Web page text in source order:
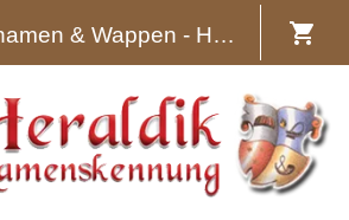
Familiennamen & Wappen - Heraldik